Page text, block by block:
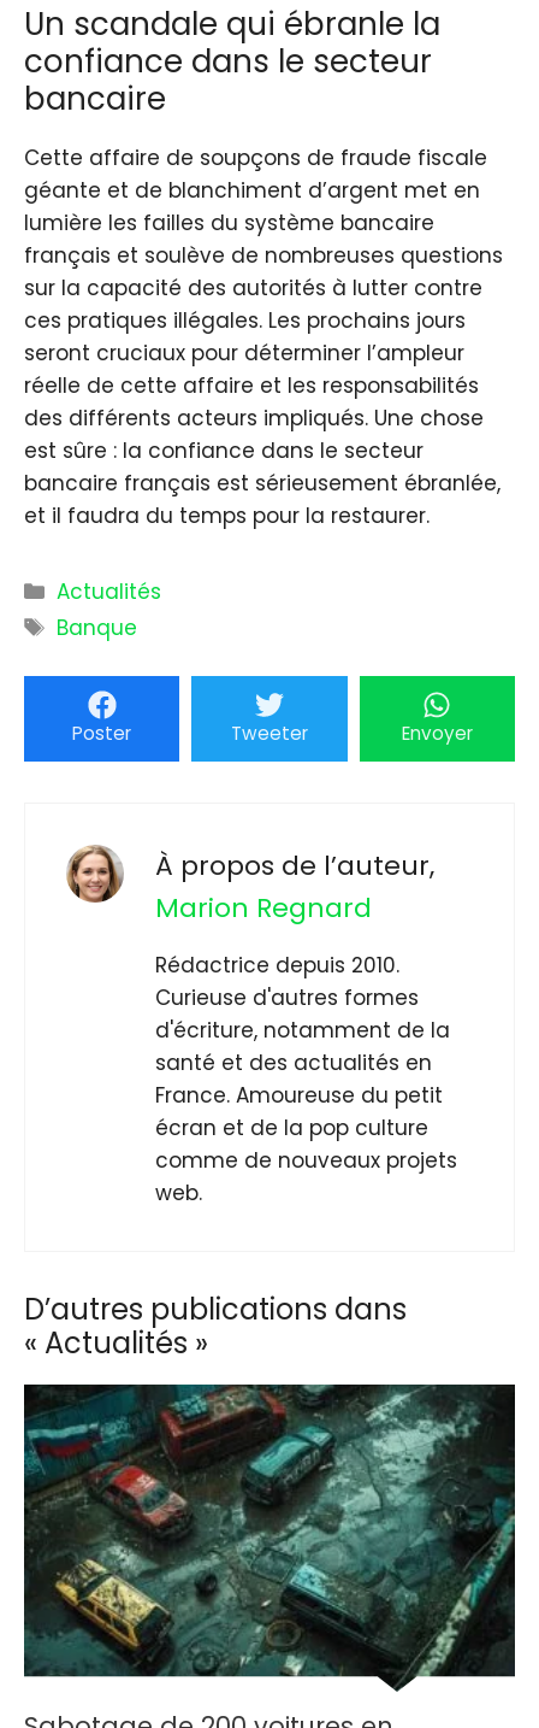
Un scandale qui ébranle la
confiance dans le secteur
bancaire
Cette affaire de soupçons de fraude fiscale
géante et de blanchiment d’argent met en
lumière les failles du système bancaire
français et soulève de nombreuses questions
sur la capacité des autorités à lutter contre
ces pratiques illégales. Les prochains jours
seront cruciaux pour déterminer l’ampleur
réelle de cette affaire et les responsabilités
des différents acteurs impliqués. Une chose
est sûre : la confiance dans le secteur
bancaire français est sérieusement ébranlée,
et il faudra du temps pour la restaurer.
Catégories
Actualités
Étiquettes
Banque
Poster Tweeter Envoyer
À propos de l’auteur,
Marion Regnard
Rédactrice depuis 2010.
Curieuse d'autres formes
d'écriture, notamment de la
santé et des actualités en
France. Amoureuse du petit
écran et de la pop culture
comme de nouveaux projets
web.
D’autres publications dans
« Actualités »